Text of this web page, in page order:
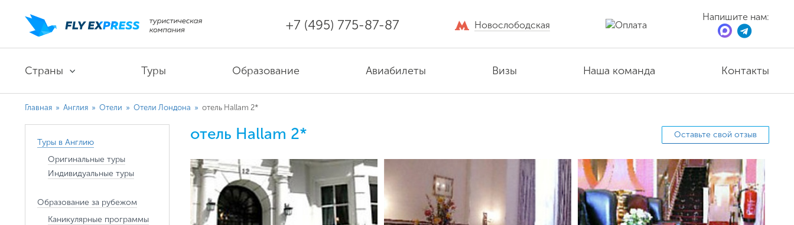
+7 (495) 775-87-87 Новослободская
Напишите нам:
Страны Туры Образование Авиабилеты Визы Наша команда Контакты
Главная » Англия » Отели » Отели Лондона » отель Hallam 2*
Туры в Англию
Оригинальные туры
Индивидуальные туры
Образование за рубежом
Каникулярные программы
Оставьте свой отзыв
отель Hallam 2*